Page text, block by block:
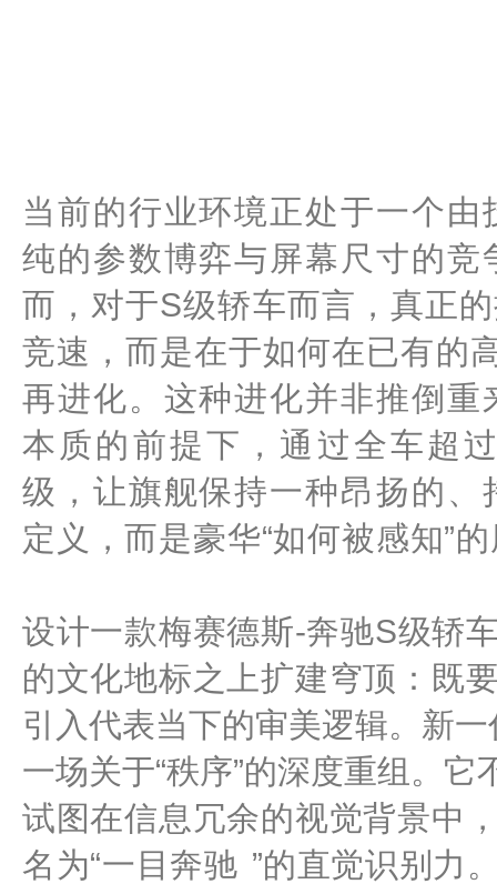
当前的行业环境正处于一个
纯的参数博弈与屏幕尺寸的
而，对于S级轿车而言，真正
竞速，而是在于如何在已有的
再进化。这种进化并非推倒
本质的前提下，通过全车超
级，让旗舰保持一种昂扬的
定义，而是豪华“如何被感知”
设计一款梅赛德斯-奔驰S级轿
的文化地标之上扩建穹顶：既
引入代表当下的审美逻辑。新
一场关于“秩序”的深度重组。
试图在信息冗余的视觉背景中
名为“一目奔驰 ”的直觉识别力